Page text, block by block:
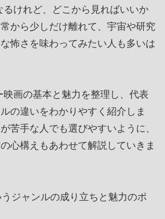
けれど、どこから見ればいいか
から少しだけ離れて、宇宙や研究
怖さを味わってみたい人も多いは
画の基本と魅力を整理し、代表
の違いをわかりやすく紹介しま
苦手な人でも選びやすいように、
心構えもあわせて解説していきま
ジャンルの成り立ちと魅力のポ